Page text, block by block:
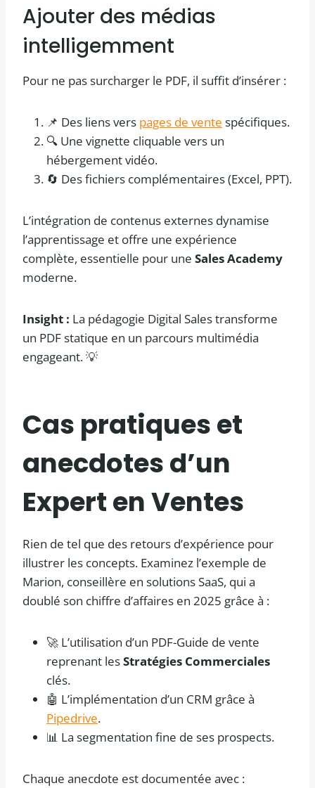
Ajouter des médias
intelligemment
Pour ne pas surcharger le PDF, il suffit d’insérer :
📌 Des liens vers pages de vente spécifiques.
🔍 Une vignette cliquable vers un
hébergement vidéo.
🔄 Des fichiers complémentaires (Excel, PPT).
L’intégration de contenus externes dynamise
l’apprentissage et offre une expérience
complète, essentielle pour une Sales Academy
moderne.
Insight : La pédagogie Digital Sales transforme
un PDF statique en un parcours multimédia
engageant. 💡
Cas pratiques et
anecdotes d’un
Expert en Ventes
Rien de tel que des retours d’expérience pour
illustrer les concepts. Examinez l’exemple de
Marion, conseillère en solutions SaaS, qui a
doublé son chiffre d’affaires en 2025 grâce à :
🚀 L’utilisation d’un PDF-Guide de vente
reprenant lesStratégies Commerciales
clés.
🤖 L’implémentation d’un CRM grâce à
Pipedrive.
📊 La segmentation fine de ses prospects.
Chaque anecdote est documentée avec :